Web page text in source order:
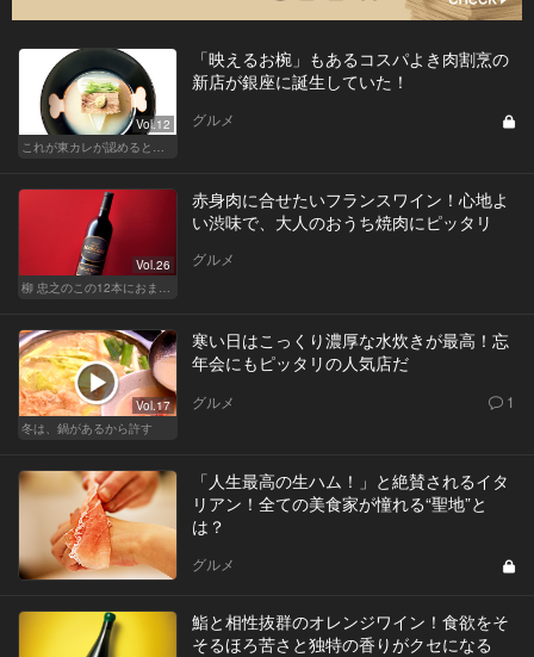
Vol.12
これが東カレが認めるとっておきの和食店
「映えるお椀」もあるコスパよき肉割烹の
新店が銀座に誕生していた！
グルメ
Vol.26
柳 忠之のこの12本におまかせ
赤身肉に合せたいフランスワイン！心地よ
い渋味で、大人のおうち焼肉にピッタリ
グルメ
Vol.17
冬は、鍋があるから許す
寒い日はこっくり濃厚な水炊きが最高！忘
年会にもピッタリの人気店だ
グルメ 1
「人生最高の生ハム！」と絶賛されるイタ
リアン！全ての美食家が憧れる“聖地”と
は？
グルメ
鮨と相性抜群のオレンジワイン！食欲をそ
そるほろ苦さと独特の香りがクセになる